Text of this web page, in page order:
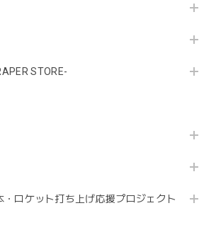
STORE-
・ロケット打ち上げ応援プロジェクト